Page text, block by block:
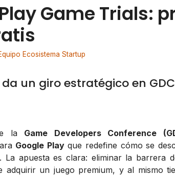
Game Trials:
Ecosistema Startup
un giro estratégico en
la Game Developers Conference
Google Playque redefine cómo se
La apuesta es clara: eliminar la barrera
adquirir un juego premium, y al mismo